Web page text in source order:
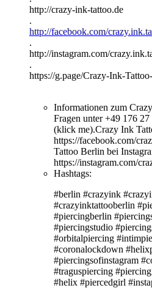
http://crazy-ink-tattoo.de
.
http://facebook.com/
.
http://instagram.com/
.
https://g.page/Crazy-Ink-
Informationen zum
Fragen unter +49 176
(klick me).Crazy Ink
https://facebook.com/
Tattoo Berlin bei
https://instagram.com/
Hashtags:
#berlin #crazyink
#crazyinktattooberlin
#piercingberlin
#piercingstudio
#orbitalpiercing
#coronalockdown
#piercingsofinstagram
#traguspiercing
#helix #piercedgirl